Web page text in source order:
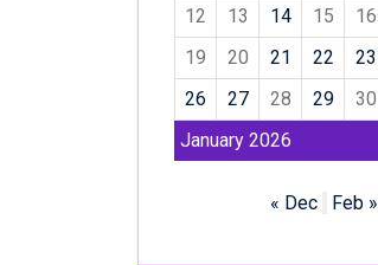
January 2026
12
13 14 15 16
19
20 21 22 23
26
27 28 29 30
« Dec Feb »